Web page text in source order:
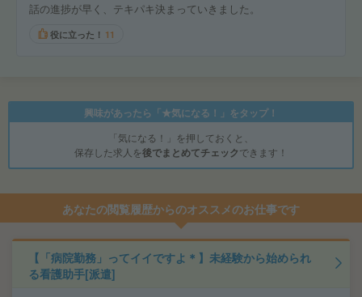
話の進捗が早く、テキパキ決まっていきました。
役に立った！ 11
興味があったら「★気になる！」をタップ！
「気になる！」を押しておくと、
保存した求人を後でまとめてチェックできます！
あなたの閲覧履歴からのオススメのお仕事です
【「病院勤務」ってイイですよ＊】未経験から始められ
る看護助手[派遣]